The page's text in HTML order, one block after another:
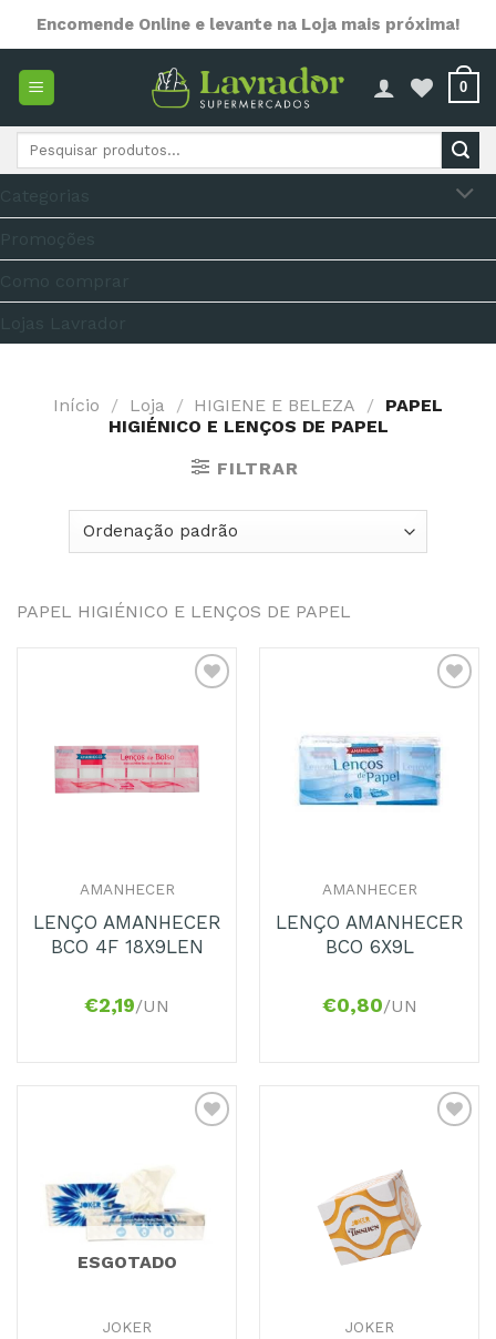
content
Encomende Online e levante na Loja mais próxima!
0
Pesquisar
Início / Loja / HIGIENE E BELEZA / PAPEL
HIGIÉNICO E LENÇOS DE PAPEL
FILTRAR
PAPEL HIGIÉNICO E LENÇOS DE PAPEL
Favoritos
AMANHECER
LENÇO AMANHECER
BCO 4F 18X9LEN
€2,19/UN
aos
Favoritos
AMANHECER
LENÇO AMANHECER
BCO 6X9L
€0,80/UN
Favoritos
ESGOTADO
JOKER
Favoritos
JOKER